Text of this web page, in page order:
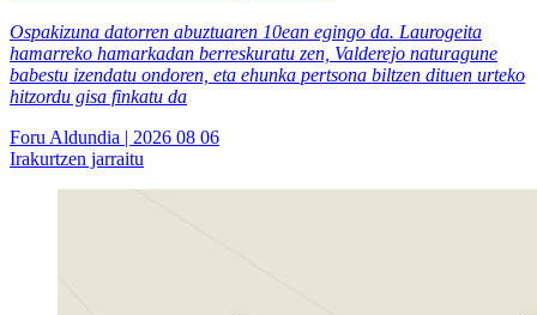
Ospakizuna datorren abuztuaren 10ean egingo da. Laurogeita
hamarreko hamarkadan berreskuratu zen, Valderejo naturagune
babestu izendatu ondoren, eta ehunka pertsona biltzen dituen urteko
hitzordu gisa finkatu da
Foru Aldundia | 2026 08 06
Irakurtzen jarraitu